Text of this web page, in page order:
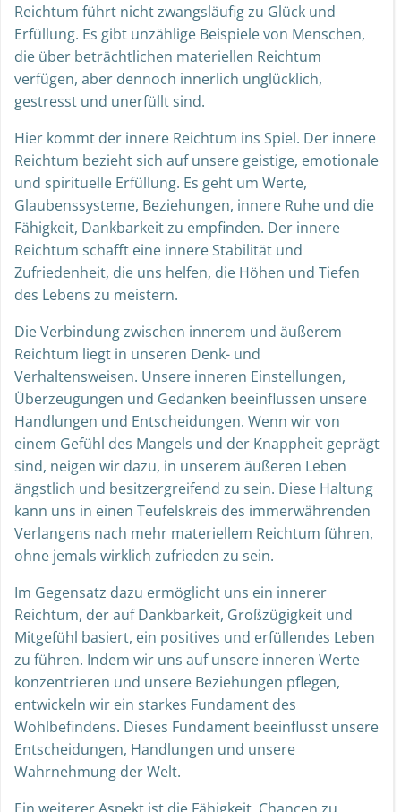
Reichtum führt nicht zwangsläufig zu Glück und
Erfüllung. Es gibt unzählige Beispiele von Menschen,
die über beträchtlichen materiellen Reichtum
verfügen, aber dennoch innerlich unglücklich,
gestresst und unerfüllt sind.
Hier kommt der innere Reichtum ins Spiel. Der innere
Reichtum bezieht sich auf unsere geistige, emotionale
und spirituelle Erfüllung. Es geht um Werte,
Glaubenssysteme, Beziehungen, innere Ruhe und die
Fähigkeit, Dankbarkeit zu empfinden. Der innere
Reichtum schafft eine innere Stabilität und
Zufriedenheit, die uns helfen, die Höhen und Tiefen
des Lebens zu meistern.
Die Verbindung zwischen innerem und äußerem
Reichtum liegt in unseren Denk- und
Verhaltensweisen. Unsere inneren Einstellungen,
Überzeugungen und Gedanken beeinflussen unsere
Handlungen und Entscheidungen. Wenn wir von
einem Gefühl des Mangels und der Knappheit geprägt
sind, neigen wir dazu, in unserem äußeren Leben
ängstlich und besitzergreifend zu sein. Diese Haltung
kann uns in einen Teufelskreis des immerwährenden
Verlangens nach mehr materiellem Reichtum führen,
ohne jemals wirklich zufrieden zu sein.
Im Gegensatz dazu ermöglicht uns ein innerer
Reichtum, der auf Dankbarkeit, Großzügigkeit und
Mitgefühl basiert, ein positives und erfüllendes Leben
zu führen. Indem wir uns auf unsere inneren Werte
konzentrieren und unsere Beziehungen pflegen,
entwickeln wir ein starkes Fundament des
Wohlbefindens. Dieses Fundament beeinflusst unsere
Entscheidungen, Handlungen und unsere
Wahrnehmung der Welt.